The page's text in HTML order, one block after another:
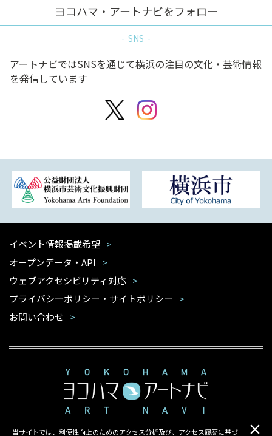
ヨコハマ・アートナビをフォロー
SNS
アートナビではSNSを通じて横浜の注目の文化・芸術情報
を発信しています
当サイトでは、利便性向上のためのアクセス分析及び、アクセス履歴に基づ
イベント情報掲載希望
オープンデータ・API
ウェブアクセシビリティ対応
プライバシーポリシー・サイトポリシー
お問い合わせ